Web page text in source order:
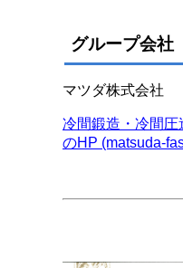
グループ会社
マツダ株式会社
冷間鍛造・冷間
のHP (matsuda-